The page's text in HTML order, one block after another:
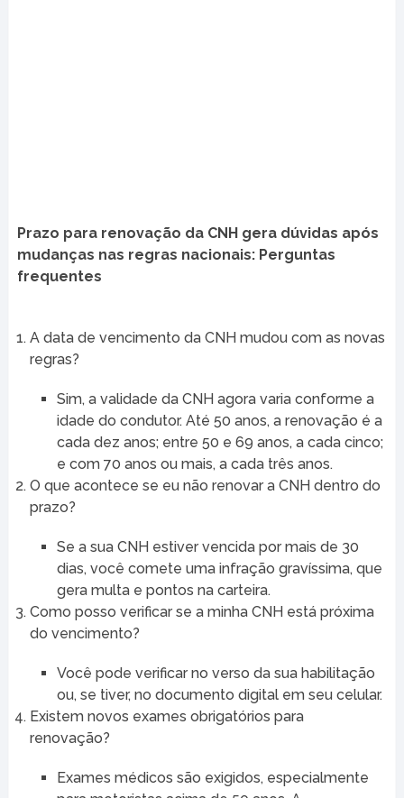
Prazo para renovação da CNH gera dúvidas após
mudanças nas regras nacionais: Perguntas
frequentes
A data de vencimento da CNH mudou com as novas
regras?
Sim, a validade da CNH agora varia conforme a
idade do condutor. Até 50 anos, a renovação é a
cada dez anos; entre 50 e 69 anos, a cada cinco;
e com 70 anos ou mais, a cada três anos.
O que acontece se eu não renovar a CNH dentro do
prazo?
Se a sua CNH estiver vencida por mais de 30
dias, você comete uma infração gravíssima, que
gera multa e pontos na carteira.
Como posso verificar se a minha CNH está próxima
do vencimento?
Você pode verificar no verso da sua habilitação
ou, se tiver, no documento digital em seu celular.
Existem novos exames obrigatórios para
renovação?
Exames médicos são exigidos, especialmente